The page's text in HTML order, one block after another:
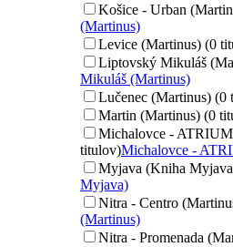
Košice - Urban
(Martinus)
Levice (Martinus) (0
Liptovský Mikuláš
Mikuláš (Martinus)
Lučenec (Martinus) (0
Martin (Martinus) (0
Michalovce -
titulov)Michalovce -
Myjava (Kniha
Myjava)
Nitra - Centro
(Martinus)
Nitra - Promenada